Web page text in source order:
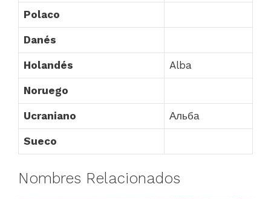
Polaco
Danés
Holandés Alba
Noruego
Ucraniano Альба
Sueco
Nombres Relacionados